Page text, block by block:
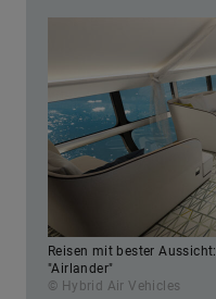
Reisen mit bester
"Airlander"
© Hybrid Air Vehicles